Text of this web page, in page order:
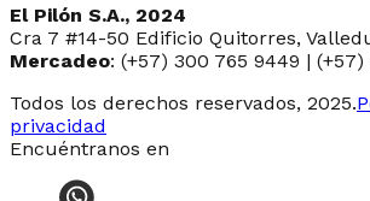
El Pilón S.A., 2024
Cra 7 #14-50 Edificio Quitorres,
Mercadeo: (+57) 300 765 9449 | (+57)
Todos los derechos reservados, 2025.
privacidad
Encuéntranos en